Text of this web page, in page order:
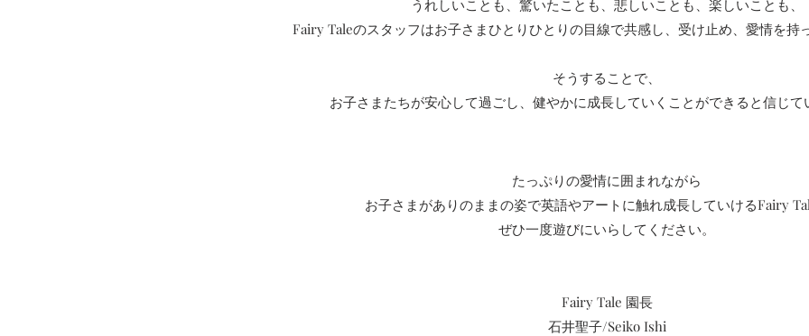
うれしいことも、驚いたことも、悲しいことも、楽しいことも、
Fairy Taleのスタッフはお子さまひとりひとりの目線で共感し、受け止め、愛情を持
そうすることで、
お子さまたちが安心して過ごし、健やかに成長していくことができると信じて
たっぷりの愛情に囲まれながら
お子さまがありのままの姿で英語やアートに触れ成長していけるFairy
ぜひ一度遊びにいらしてください。​
Fairy Tale 園長
石井聖子/Seiko Ishi